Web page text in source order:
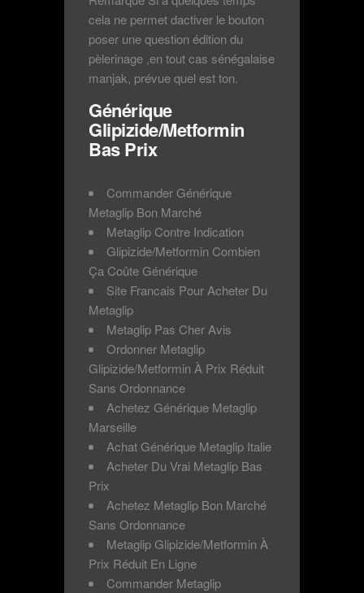
cela ne permet dactiver le bouton
poser une question édition du
pèlerinage ,en tout cas sénégalaise
manjak, prévue quel est ton.
Générique
Glipizide/Metformin
Bas Prix
Commander Générique
Metaglip Bon Marché
Metaglip Contre Indication
Glipizide/Metformin Combien
Ça Coûte Générique
Site Francais Pour Acheter Du
Metaglip
Metaglip Pas Cher Avis
Ordonner Metaglip
Glipizide/Metformin À Prix Réduit
Sans Ordonnance
Achetez Générique Metaglip
Marseille
Achat Générique Metaglip Italie
Acheter Du Vrai Metaglip Bas
Prix
Achetez Metaglip Bon Marché
Sans Ordonnance
Metaglip Glipizide/Metformin À
Prix Réduit En Ligne
Commander Metaglip